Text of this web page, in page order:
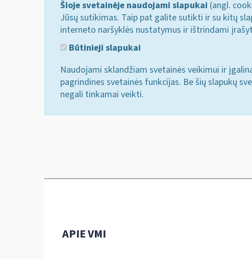
Šioje svetainėje naudojami slapukai (angl.
Jūsų sutikimas. Taip pat galite sutikti ir su kitų
interneto naršyklės nustatymus ir ištrindami
Būtinieji slapukai
Naudojami sklandžiam svetainės veikimui ir
pagrindines svetainės funkcijas. Be šių slapukų
negali tinkamai veikti.
APIE VMI